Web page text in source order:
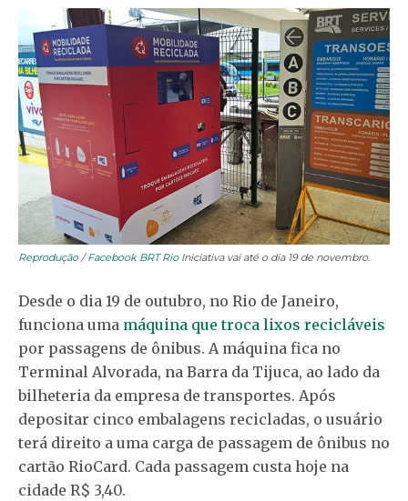
Reprodução / Facebook BRT RioIniciativa vai até o dia 19 de novembro.
Desde o dia 19 de outubro, no Rio de Janeiro,
funciona uma máquina que troca lixos recicláveis
por passagens de ônibus. A máquina fica no
Terminal Alvorada, na Barra da Tijuca, ao lado da
bilheteria da empresa de transportes. Após
depositar cinco embalagens recicladas, o usuário
terá direito a uma carga de passagem de ônibus no
cartão RioCard. Cada passagem custa hoje na
cidade R$ 3,40.